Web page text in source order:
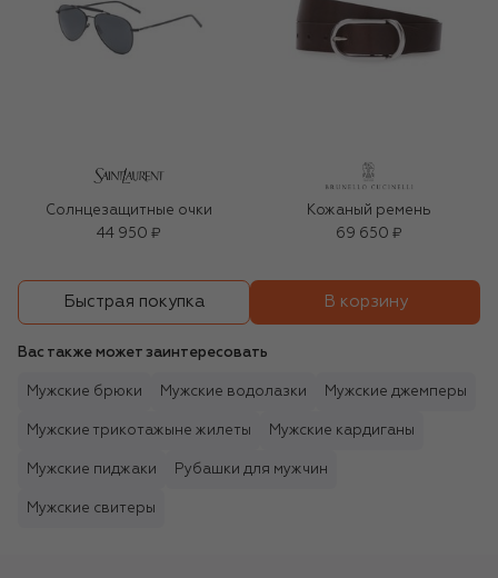
Солнцезащитные очки
44 950 ₽
Кожаный ремень
69 650 ₽
Быстрая покупка В корзину
Вас также может заинтересовать
Мужские брюки Мужские водолазки Мужские джемперы
Мужские трикотажыне жилеты Мужские кардиганы
Мужские пиджаки Рубашки для мужчин
Мужские свитеры